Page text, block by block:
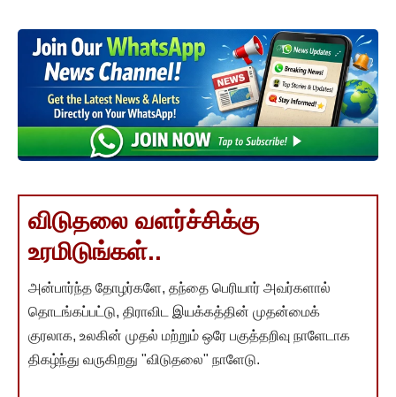
விடுதலை வளர்ச்சிக்கு
உரமிடுங்கள்..
அன்பார்ந்த தோழர்களே, தந்தை பெரியார் அவர்களால்
தொடங்கப்பட்டு, திராவிட இயக்கத்தின் முதன்மைக்
குரலாக, உலகின் முதல் மற்றும் ஒரே பகுத்தறிவு நாளேடாக
திகழ்ந்து வருகிறது "விடுதலை" நாளேடு.